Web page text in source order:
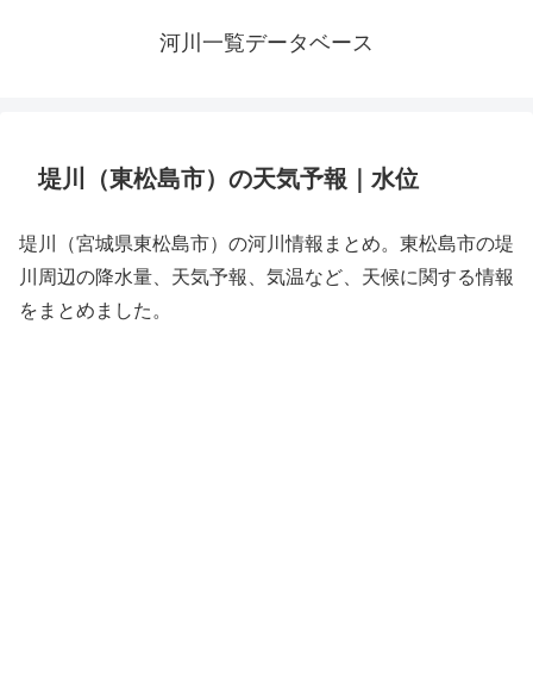
河川一覧データベース
堤川（東松島市）の天気予報｜水位
堤川（宮城県東松島市）の河川情報まとめ。東松島市の堤
川周辺の降水量、天気予報、気温など、天候に関する情報
をまとめました。